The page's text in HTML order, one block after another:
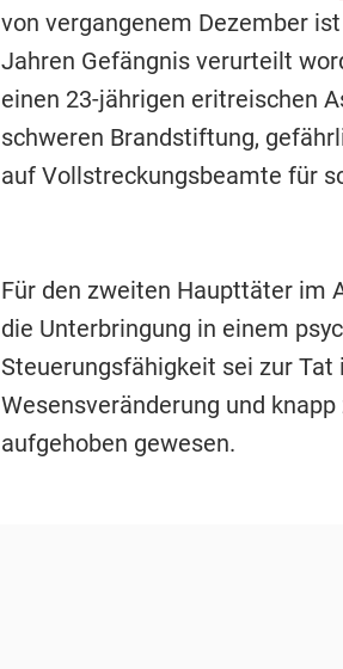
von vergangenem Dezember
Jahren Gefängnis verurteilt
einen 23-jährigen eritreischen
schweren Brandstiftung,
auf Vollstreckungsbeamte für
Für den zweiten Haupttäter im
die Unterbringung in einem
Steuerungsfähigkeit sei zur
Wesensveränderung und
aufgehoben gewesen.